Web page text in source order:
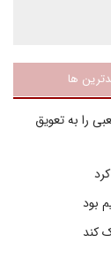
ها
را به تعویق
بود
کند